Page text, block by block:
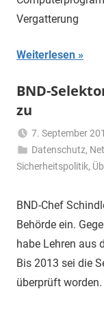
Vergatterung
Weiterlesen
BND-
zu
7. September
Datenschutz,
Sicherheitspolitik,
BND-Chef
Behörde ein.
habe Lehren aus
Bis 2013 sei die
überprüft